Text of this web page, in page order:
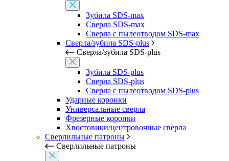
Зубила SDS-max
Сверла SDS-max
Сверла с пылеотводом SDS-max
Сверла/зубила SDS-plus
Сверла/зубила SDS-plus
Зубила SDS-plus
Сверла SDS-plus
Сверла с пылеотводом SDS-plus
Ударные коронки
Универсальные сверла
Фрезерные коронки
Хвостовики/центровочные сверла
Сверлильные патроны
Сверлильные патроны